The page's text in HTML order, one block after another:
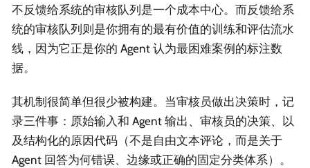
不反馈给系统的审核队列是一个成本中心。而反馈给系
统的审核队列则是你拥有的最有价值的训练和评估流水
线，因为它正是你的 Agent 认为最困难案例的标注数
据。
其机制很简单但很少被构建。当审核员做出决策时，记
录三件事：原始输入和 Agent 输出、审核员的决策、以
及结构化的原因代码（不是自由文本评论，而是关于
Agent 回答为何错误、边缘或正确的固定分类体系）。